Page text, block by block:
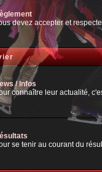
devez accepter et
/ Infos
connaître leur actualité,
se tenir au courant du